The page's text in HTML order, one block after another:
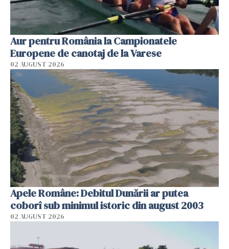
Aur pentru România la Campionatele
Europene de canotaj de la Varese
02 AUGUST 2026
Apele Române: Debitul Dunării ar putea
coborî sub minimul istoric din august 2003
02 AUGUST 2026